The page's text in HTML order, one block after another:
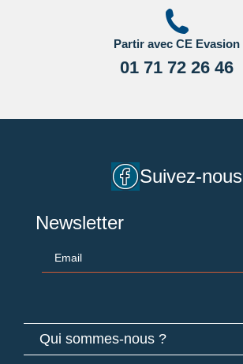
Partir avec CE Evasion
01 71 72 26 46
Suivez-nous
Newsletter
Email
Qui sommes-nous ?